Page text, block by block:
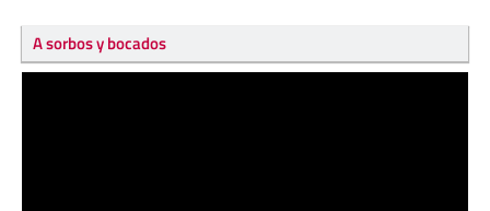
A sorbos y bocados